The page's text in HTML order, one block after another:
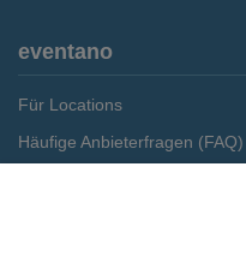
eventano
Für Locations
Häufige Anbieterfragen (FAQ)